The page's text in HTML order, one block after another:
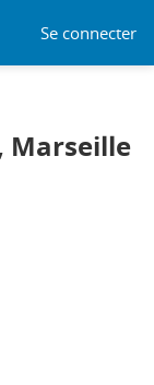
Se connecter
Marseille